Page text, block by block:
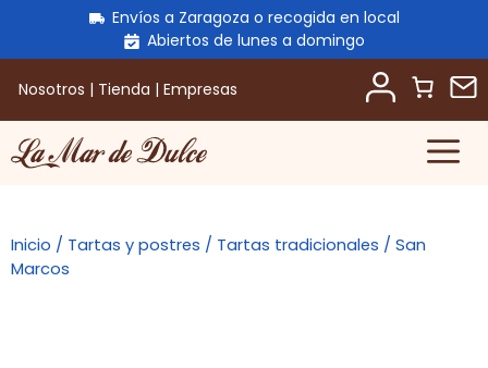
Envíos a Zaragoza o recogida en local
Abiertos de lunes a domingo
Nosotros | Tienda | Empresas
Saltar
al
Inicio / Tartas y postres / Tartas tradicionales / San
Marcos